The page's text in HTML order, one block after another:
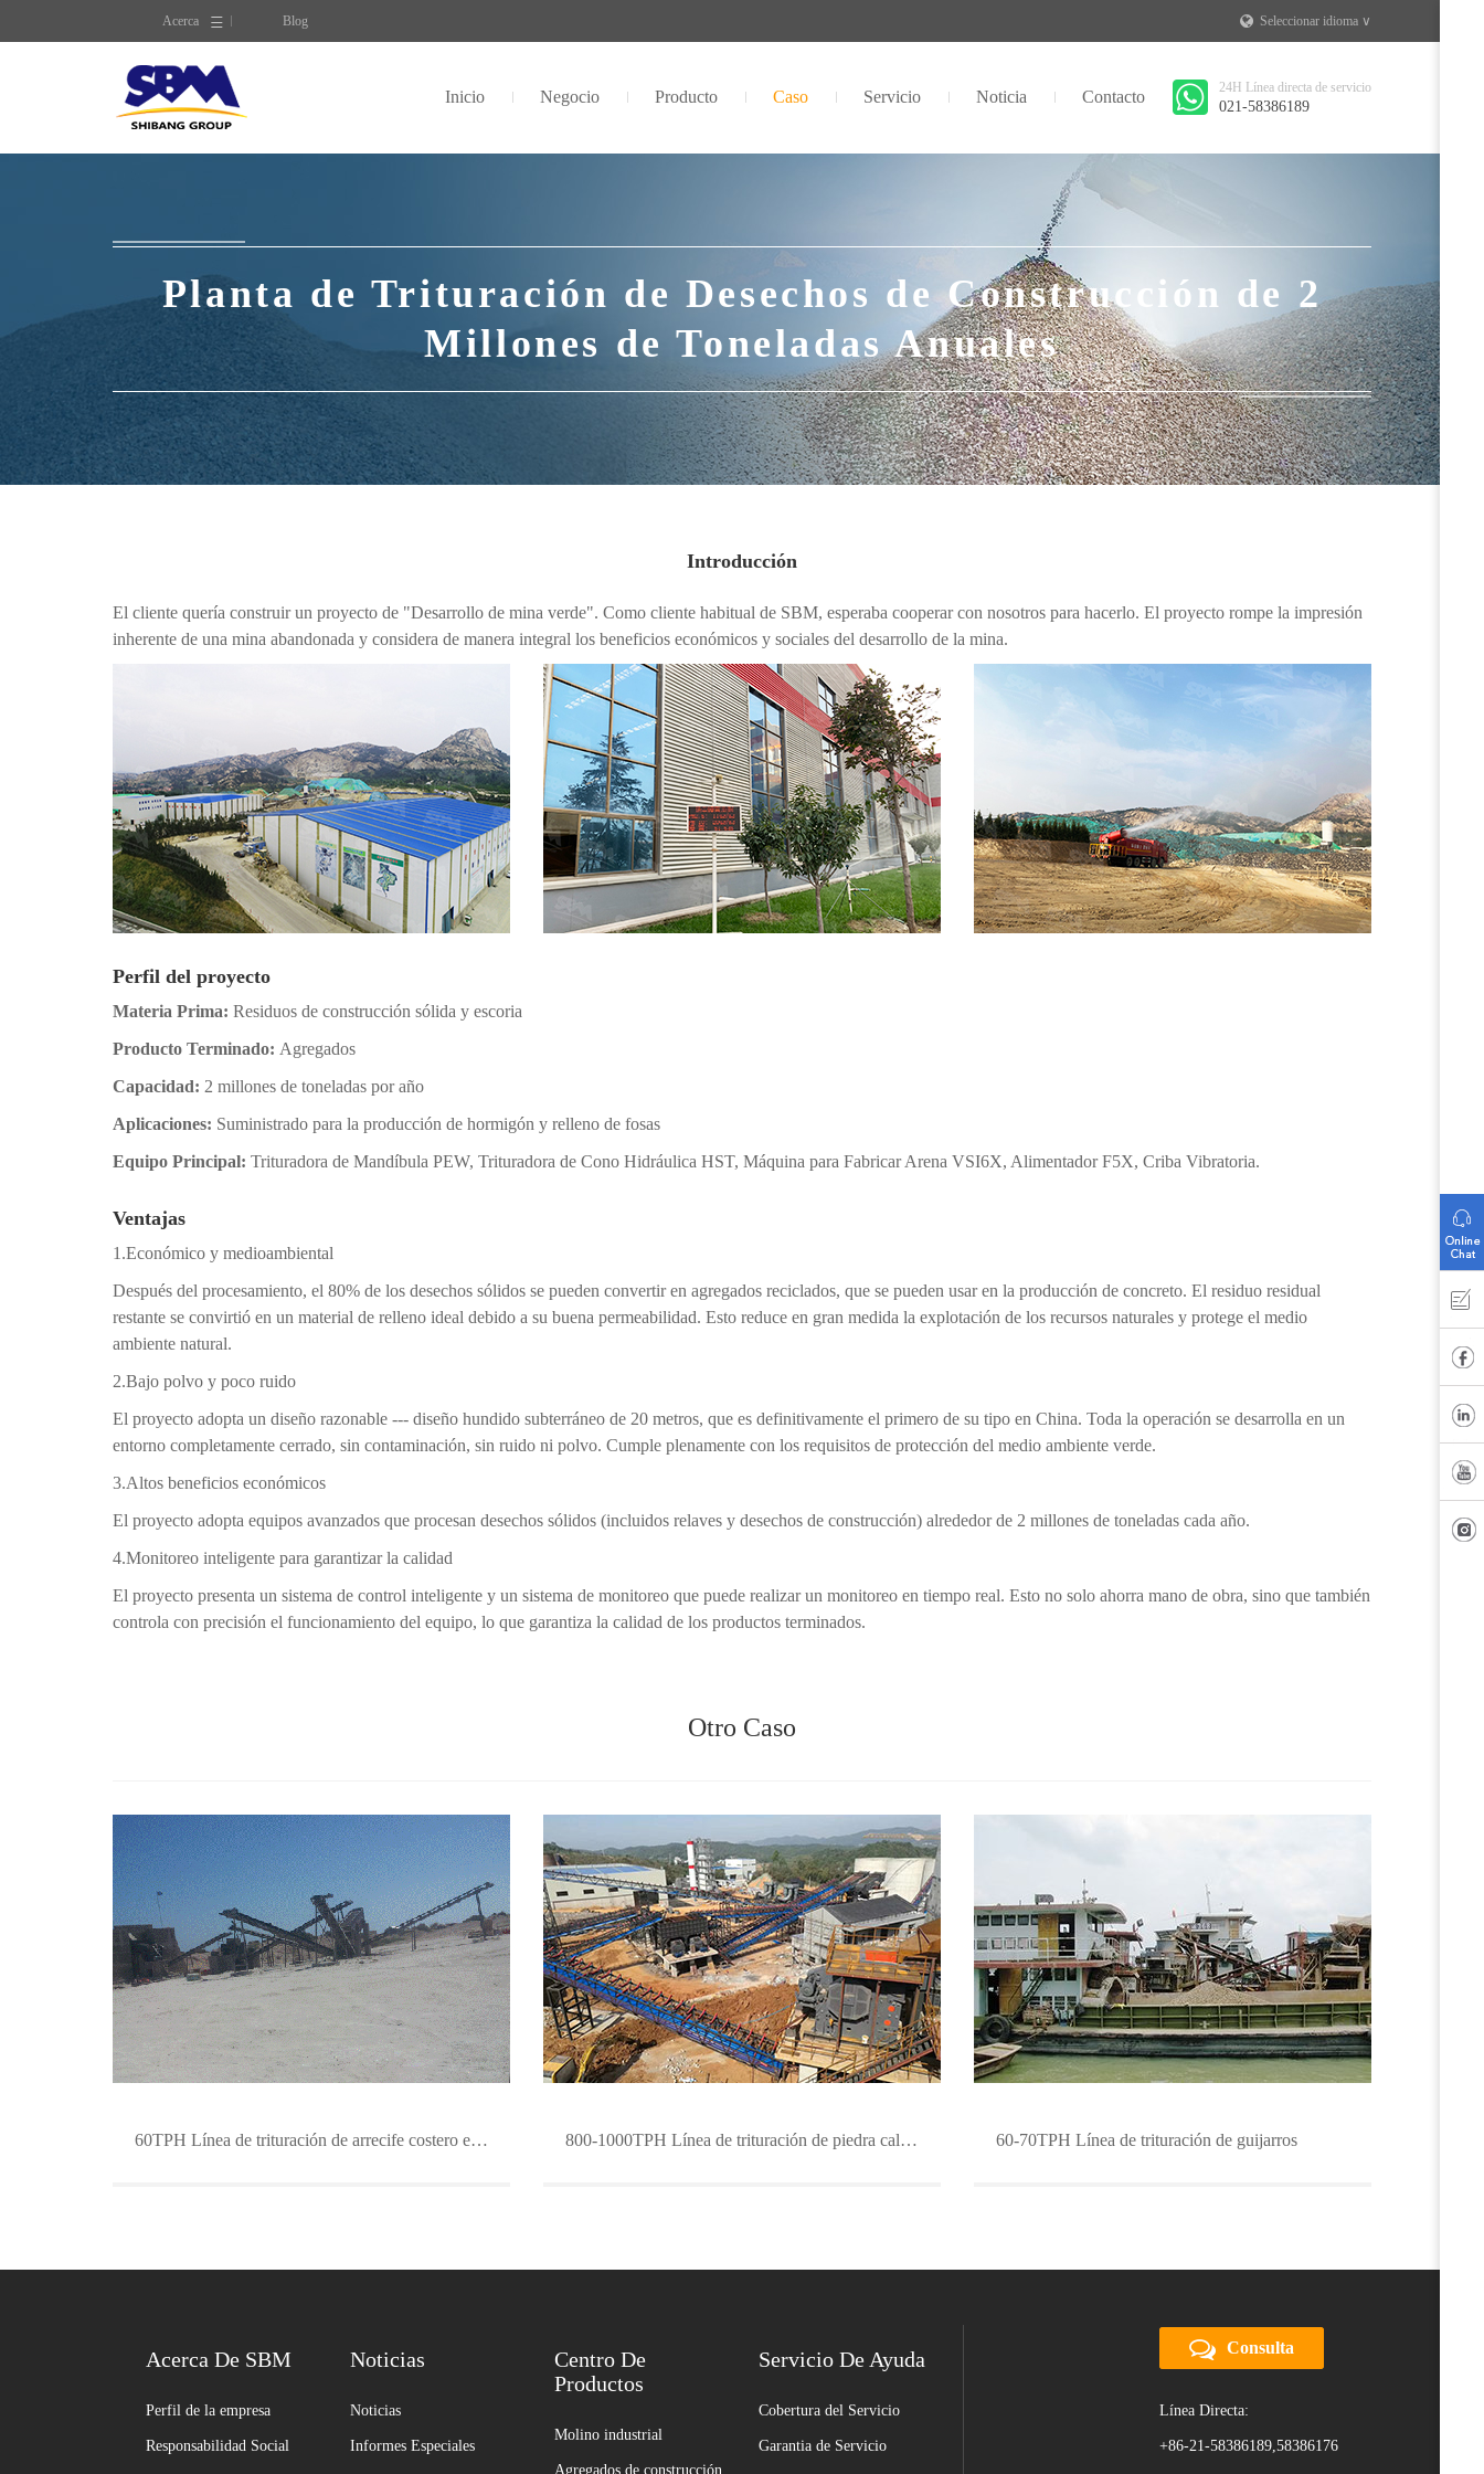
Seleccionar idioma ∨
Acerca Blog
Inicio Negocio Producto Caso Servicio Noticia Contacto 24H Línea directa de servicio
021-58386189
Planta de Trituración de Desechos de Construcción de 2
Millones de Toneladas Anuales
Introducción
El cliente quería construir un proyecto de "Desarrollo de mina verde". Como cliente habitual de SBM, esperaba cooperar con nosotros para hacerlo. El proyecto rompe la impresión
inherente de una mina abandonada y considera de manera integral los beneficios económicos y sociales del desarrollo de la mina.
Perfil del proyecto
Materia Prima: Residuos de construcción sólida y escoria
Producto Terminado: Agregados
Capacidad: 2 millones de toneladas por año
Aplicaciones: Suministrado para la producción de hormigón y relleno de fosas
Equipo Principal: Trituradora de Mandíbula PEW, Trituradora de Cono Hidráulica HST, Máquina para Fabricar Arena VSI6X, Alimentador F5X, Criba Vibratoria.
Ventajas
1.Económico y medioambiental
Después del procesamiento, el 80% de los desechos sólidos se pueden convertir en agregados reciclados, que se pueden usar en la producción de concreto. El residuo residual
restante se convirtió en un material de relleno ideal debido a su buena permeabilidad. Esto reduce en gran medida la explotación de los recursos naturales y protege el medio
ambiente natural.
2.Bajo polvo y poco ruido
El proyecto adopta un diseño razonable --- diseño hundido subterráneo de 20 metros, que es definitivamente el primero de su tipo en China. Toda la operación se desarrolla en un
entorno completamente cerrado, sin contaminación, sin ruido ni polvo. Cumple plenamente con los requisitos de protección del medio ambiente verde.
3.Altos beneficios económicos
El proyecto adopta equipos avanzados que procesan desechos sólidos (incluidos relaves y desechos de construcción) alrededor de 2 millones de toneladas cada año.
4.Monitoreo inteligente para garantizar la calidad
El proyecto presenta un sistema de control inteligente y un sistema de monitoreo que puede realizar un monitoreo en tiempo real. Esto no solo ahorra mano de obra, sino que también
controla con precisión el funcionamiento del equipo, lo que garantiza la calidad de los productos terminados.
Otro Caso
60TPH Línea de trituración de arrecife costero en Somalia 800-1000TPH Línea de trituración de piedra caliza 60-70TPH Línea de trituración de guijarros
Acerca De SBM
Perfil de la empresa
Responsabilidad Social
Noticias
Noticias
Informes Especiales
Centro De
Productos
Molino industrial
Agregados de construcción
Servicio De Ayuda
Cobertura del Servicio
Garantia de Servicio
Consulta
Línea Directa:
+86-21-58386189,58386176